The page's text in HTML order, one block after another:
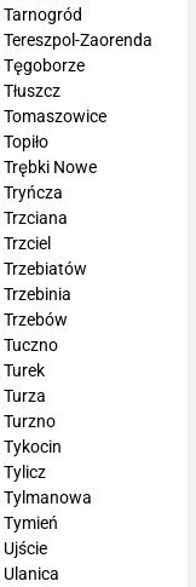
Tarnogród
Tereszpol-Zaorenda
Tęgoborze
Tłuszcz
Tomaszowice
Topiło
Trębki Nowe
Tryńcza
Trzciana
Trzciel
Trzebiatów
Trzebinia
Trzebów
Tuczno
Turek
Turza
Turzno
Tykocin
Tylicz
Tylmanowa
Tymień
Ujście
Ulanica